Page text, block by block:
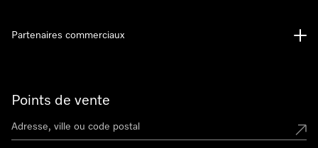
Points de vente
Partenaires commerciaux